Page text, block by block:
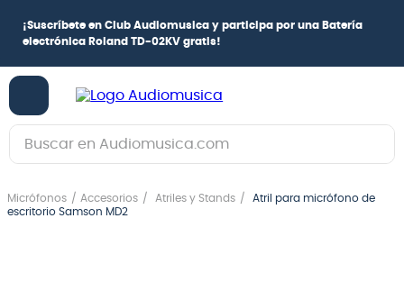
¡Suscríbete en Club Audiomusica y participa por una Batería
electrónica Roland TD-02KV gratis!
Buscar en Audiomusica.com
Micrófonos Accesorios Atriles y Stands
Atril para micrófono de
escritorio Samson MD2
1.
guitarra electrica